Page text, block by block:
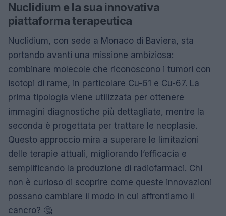
Nuclidium e la sua innovativa
piattaforma terapeutica
Nuclidium, con sede a Monaco di Baviera, sta
portando avanti una missione ambiziosa:
combinare molecole che riconoscono i tumori con
isotopi di rame, in particolare Cu-61 e Cu-67. La
prima tipologia viene utilizzata per ottenere
immagini diagnostiche più dettagliate, mentre la
seconda è progettata per trattare le neoplasie.
Questo approccio mira a superare le limitazioni
delle terapie attuali, migliorando l’efficacia e
semplificando la produzione di radiofarmaci. Chi
non è curioso di scoprire come queste innovazioni
possano cambiare il modo in cui affrontiamo il
cancro? 🤔